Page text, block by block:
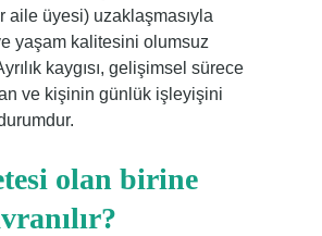
aile üyesi) uzaklaşmasıyla
yaşam kalitesini olumsuz
kaygısı, gelişimsel sürece
ve kişinin günlük işleyişini
olan birine